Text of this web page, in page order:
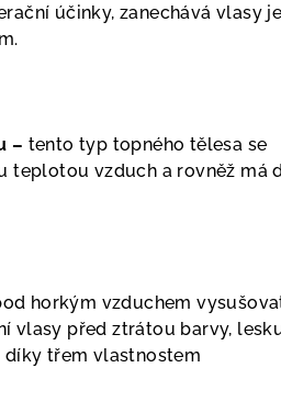
účinky, zanechává vlasy
– tento typ topného tělesa se
teplotou vzduch a rovněž má
horkým vzduchem
vlasy před ztrátou barvy,
třem vlastnostem